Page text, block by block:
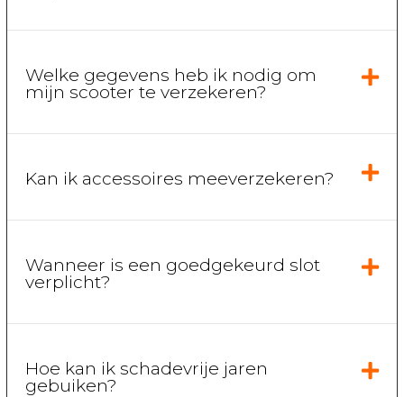
Welke gegevens heb ik nodig om
mijn scooter te verzekeren?
Kan ik accessoires meeverzekeren?
Wanneer is een goedgekeurd slot
verplicht?
Hoe kan ik schadevrije jaren
gebuiken?